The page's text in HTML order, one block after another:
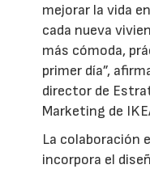
mejorar la vida
cada nueva
más cómoda,
primer día”,
director de
Marketing de
La colaboración
incorpora el